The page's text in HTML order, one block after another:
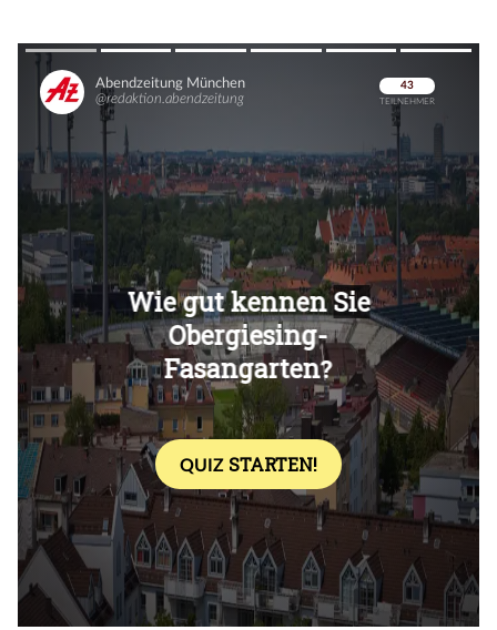
Überspringen
Überspringen